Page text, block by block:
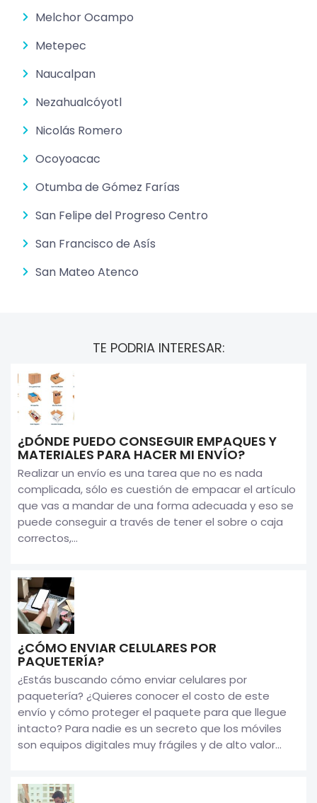
Melchor Ocampo
Metepec
Naucalpan
Nezahualcóyotl
Nicolás Romero
Ocoyoacac
Otumba de Gómez Farías
San Felipe del Progreso Centro
San Francisco de Asís
San Mateo Atenco
TE PODRIA INTERESAR:
¿DÓNDE PUEDO CONSEGUIR EMPAQUES Y
MATERIALES PARA HACER MI ENVÍO?
Realizar un envío es una tarea que no es nada
complicada, sólo es cuestión de empacar el artículo
que vas a mandar de una forma adecuada y eso se
puede conseguir a través de tener el sobre o caja
correctos,...
¿CÓMO ENVIAR CELULARES POR
PAQUETERÍA?
¿Estás buscando cómo enviar celulares por
paquetería? ¿Quieres conocer el costo de este
envío y cómo proteger el paquete para que llegue
intacto? Para nadie es un secreto que los móviles
son equipos digitales muy frágiles y de alto valor...